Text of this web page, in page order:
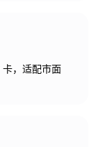
，适配市面